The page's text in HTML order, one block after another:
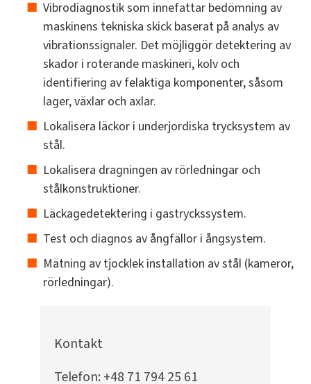
Vibrodiagnostik som innefattar bedömning av
maskinens tekniska skick baserat på analys av
vibrationssignaler. Det möjliggör detektering av
skador i roterande maskineri, kolv och
identifiering av felaktiga komponenter, såsom
lager, växlar och axlar.
Lokalisera läckor i underjordiska trycksystem av
stål.
Lokalisera dragningen av rörledningar och
stålkonstruktioner.
Läckagedetektering i gastryckssystem.
Test och diagnos av ångfällor i ångsystem.
Mätning av tjocklek installation av stål (kameror,
rörledningar).
Kontakt
Telefon: +48 71 794 25 61